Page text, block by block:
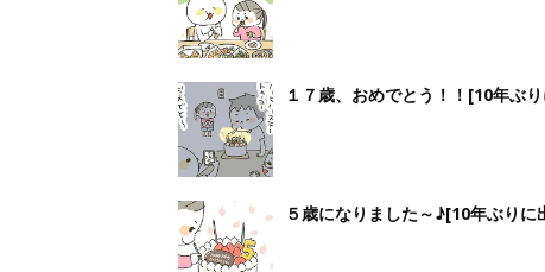
１７歳、おめでとう！！[10年ぶ
５歳になりました～♪[10年ぶり